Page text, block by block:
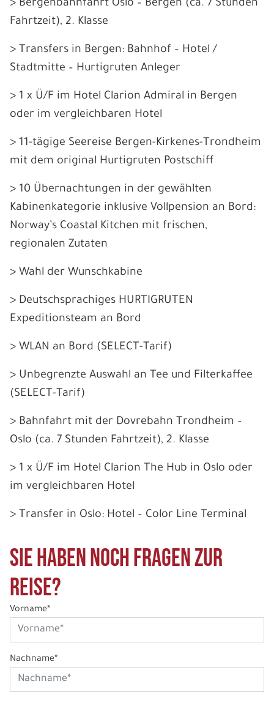
> Bergenbahnfahrt Oslo – Bergen (ca. 7 Stunden
Fahrtzeit), 2. Klasse
> Transfers in Bergen: Bahnhof – Hotel /
Stadtmitte – Hurtigruten Anleger
> 1 x Ü/F im Hotel Clarion Admiral in Bergen
oder im vergleichbaren Hotel
> 11-tägige Seereise Bergen-Kirkenes-Trondheim
mit dem original Hurtigruten Postschiff
> 10 Übernachtungen in der gewählten
Kabinenkategorie inklusive Vollpension an Bord:
Norway’s Coastal Kitchen mit frischen,
regionalen Zutaten
> Wahl der Wunschkabine
> Deutschsprachiges HURTIGRUTEN
Expeditionsteam an Bord
> WLAN an Bord (SELECT-Tarif)
> Unbegrenzte Auswahl an Tee und Filterkaffee
(SELECT-Tarif)
> Bahnfahrt mit der Dovrebahn Trondheim –
Oslo (ca. 7 Stunden Fahrtzeit), 2. Klasse
> 1 x Ü/F im Hotel Clarion The Hub in Oslo oder
im vergleichbaren Hotel
> Transfer in Oslo: Hotel – Color Line Terminal
Sie haben noch Fragen zur
Reise?
Vorname*
Nachname*